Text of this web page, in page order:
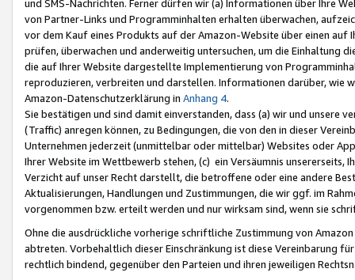
und SMS-Nachrichten. Ferner dürfen wir (a) Informationen über Ihre
von Partner-Links und Programminhalten erhalten überwachen,
vor dem Kauf eines Produkts auf der Amazon-Website über einen
prüfen, überwachen und anderweitig untersuchen, um die Einhaltung
die auf Ihrer Website dargestellte Implementierung von
reproduzieren, verbreiten und darstellen. Informationen darüber, wie
Amazon-Datenschutzerklärung in Anhang 4.
Sie bestätigen und sind damit einverstanden, dass (a) wir und
(Traffic) anregen können, zu Bedingungen, die von den in dieser
Unternehmen jederzeit (unmittelbar oder mittelbar) Websites oder
Ihrer Website im Wettbewerb stehen, (c) ein Versäumnis unsererseits,
Verzicht auf unser Recht darstellt, die betroffene oder eine andere
Aktualisierungen, Handlungen und Zustimmungen, die wir ggf. im
vorgenommen bzw. erteilt werden und nur wirksam sind, wenn sie
Ohne die ausdrückliche vorherige schriftliche Zustimmung von
abtreten. Vorbehaltlich dieser Einschränkung ist diese Vereinbarung
rechtlich bindend, gegenüber den Parteien und ihren jeweiligen